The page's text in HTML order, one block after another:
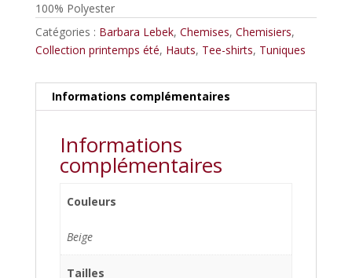
100% Polyester
Catégories : Barbara Lebek, Chemises, Chemisiers,
Collection printemps été, Hauts, Tee-shirts, Tuniques
Informations complémentaires
Informations
complémentaires
Couleurs
Beige
Tailles